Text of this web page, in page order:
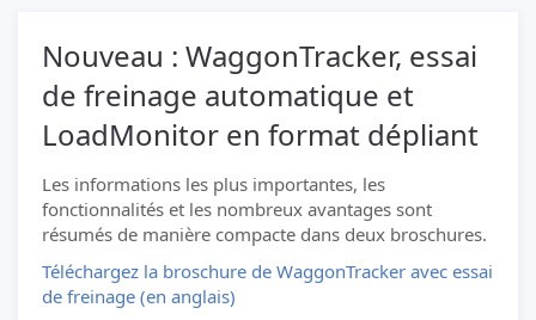
Nouveau : WaggonTracker, essai
de freinage automatique et
LoadMonitor en format dépliant
Les informations les plus importantes, les
fonctionnalités et les nombreux avantages sont
résumés de manière compacte dans deux broschures.
Téléchargez la broschure de WaggonTracker avec essai
de freinage (en anglais)